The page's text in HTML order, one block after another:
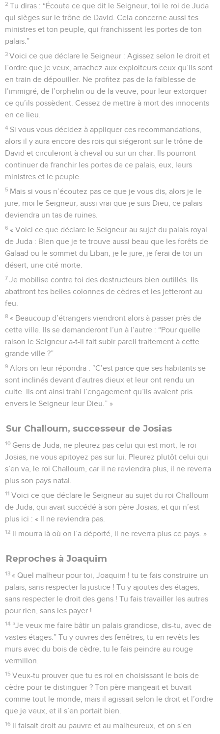
2 Tu diras : “Écoute ce que dit le Seigneur, toi le roi de Juda
qui sièges sur le trône de David. Cela concerne aussi tes
ministres et ton peuple, qui franchissent les portes de ton
palais.”
3 Voici ce que déclare le Seigneur : Agissez selon le droit et
l’ordre que je veux, arrachez aux exploiteurs ceux qu’ils sont
en train de dépouiller. Ne profitez pas de la faiblesse de
l’immigré, de l’orphelin ou de la veuve, pour leur extorquer
ce qu’ils possèdent. Cessez de mettre à mort des innocents
en ce lieu.
4 Si vous vous décidez à appliquer ces recommandations,
alors il y aura encore des rois qui siégeront sur le trône de
David et circuleront à cheval ou sur un char. Ils pourront
continuer de franchir les portes de ce palais, eux, leurs
ministres et le peuple.
5 Mais si vous n’écoutez pas ce que je vous dis, alors je le
jure, moi le Seigneur, aussi vrai que je suis Dieu, ce palais
deviendra un tas de ruines.
6 « Voici ce que déclare le Seigneur au sujet du palais royal
de Juda : Bien que je te trouve aussi beau que les forêts de
Galaad ou le sommet du Liban, je le jure, je ferai de toi un
désert, une cité morte.
7 Je mobilise contre toi des destructeurs bien outillés. Ils
abattront tes belles colonnes de cèdres et les jetteront au
feu.
8 « Beaucoup d’étrangers viendront alors à passer près de
cette ville. Ils se demanderont l’un à l’autre : “Pour quelle
raison le Seigneur a-t-il fait subir pareil traitement à cette
grande ville ?”
9 Alors on leur répondra : “C’est parce que ses habitants se
sont inclinés devant d’autres dieux et leur ont rendu un
culte. Ils ont ainsi trahi l’engagement qu’ils avaient pris
envers le Seigneur leur Dieu.” »
Sur Challoum, successeur de Josias
10 Gens de Juda, ne pleurez pas celui qui est mort, le roi
Josias, ne vous apitoyez pas sur lui. Pleurez plutôt celui qui
s’en va, le roi Challoum, car il ne reviendra plus, il ne reverra
plus son pays natal.
11 Voici ce que déclare le Seigneur au sujet du roi Challoum
de Juda, qui avait succédé à son père Josias, et qui n’est
plus ici : « Il ne reviendra pas.
12 Il mourra là où on l’a déporté, il ne reverra plus ce pays. »
Reproches à Joaquim
13 « Quel malheur pour toi, Joaquim ! tu te fais construire un
palais, sans respecter la justice ! Tu y ajoutes des étages,
sans respecter le droit des gens ! Tu fais travailler les autres
pour rien, sans les payer !
14 “Je veux me faire bâtir un palais grandiose, dis-tu, avec de
vastes étages.” Tu y ouvres des fenêtres, tu en revêts les
murs avec du bois de cèdre, tu le fais peindre au rouge
vermillon.
15 Veux-tu prouver que tu es roi en choisissant le bois de
cèdre pour te distinguer ? Ton père mangeait et buvait
comme tout le monde, mais il agissait selon le droit et l’ordre
que je veux, et il s’en portait bien.
16 Il faisait droit au pauvre et au malheureux, et on s’en